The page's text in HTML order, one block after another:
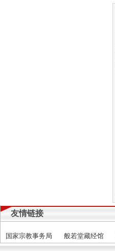
友情链接
国家宗教事务局 般若堂藏经馆